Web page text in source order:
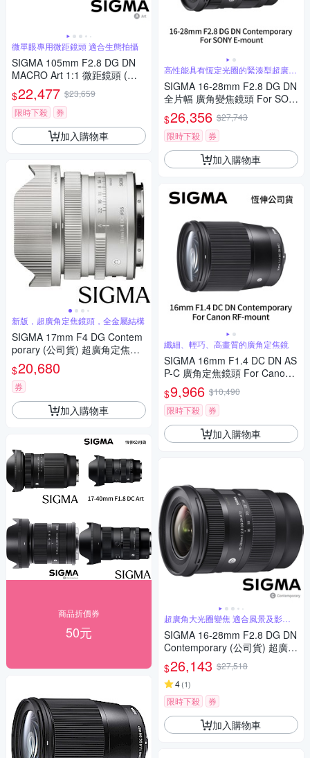
微單眼專用微距鏡頭 適合生態拍攝
SIGMA 105mm F2.8 DG DN
MACRO Art 1:1 微距鏡頭 (公
司貨) 望遠定焦鏡頭 全片幅無
反微單眼鏡頭
$22,477 $23,659
限時下殺
券
加入購物車
新版，超廣角定焦鏡頭，全金屬結構
SIGMA 17mm F4 DG Contem
porary (公司貨) 超廣角定焦鏡 i
系列 全片幅微單眼鏡頭
$20,680
券
加入購物車
商品折價券
50元
高性能具有恆定光圈的緊湊型超廣角
變焦
SIGMA 16-28mm F2.8 DG DN
全片幅 廣角變焦鏡頭 For SON
Y E-mount (公司貨)
$26,356 $27,743
限時下殺
券
加入購物車
纖細、輕巧、高畫質的廣角定焦鏡
SIGMA 16mm F1.4 DC DN AS
P-C 廣角定焦鏡頭 For Canon
RF-mount (公司貨)
$9,966 $10,490
限時下殺
券
加入購物車
超廣角大光圈變焦 適合風景及影片
錄製
SIGMA 16-28mm F2.8 DG DN
Contemporary (公司貨) 超廣角
大光圈變焦鏡 全片幅微單眼鏡
頭
$26,143 $27,518
4(1)
限時下殺 券
加入購物車